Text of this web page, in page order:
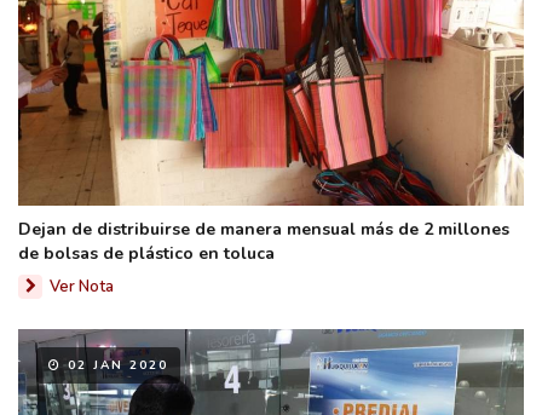
Dejan de distribuirse de manera mensual más de 2 millones
de bolsas de plástico en toluca
Ver Nota
02 JAN 2020